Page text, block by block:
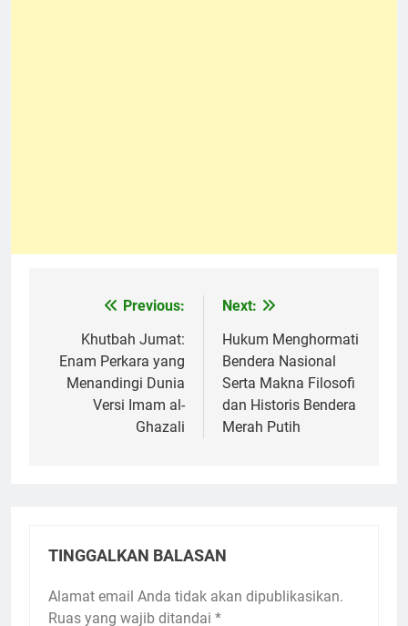
Navigasi
pos
Previous:
Khutbah Jumat:
Enam Perkara yang
Menandingi Dunia
Versi Imam al-
Ghazali
Next:
Hukum Menghormati
Bendera Nasional
Serta Makna Filosofi
dan Historis Bendera
Merah Putih
TINGGALKAN BALASAN
Alamat email Anda tidak akan dipublikasikan.
Ruas yang wajib ditandai *